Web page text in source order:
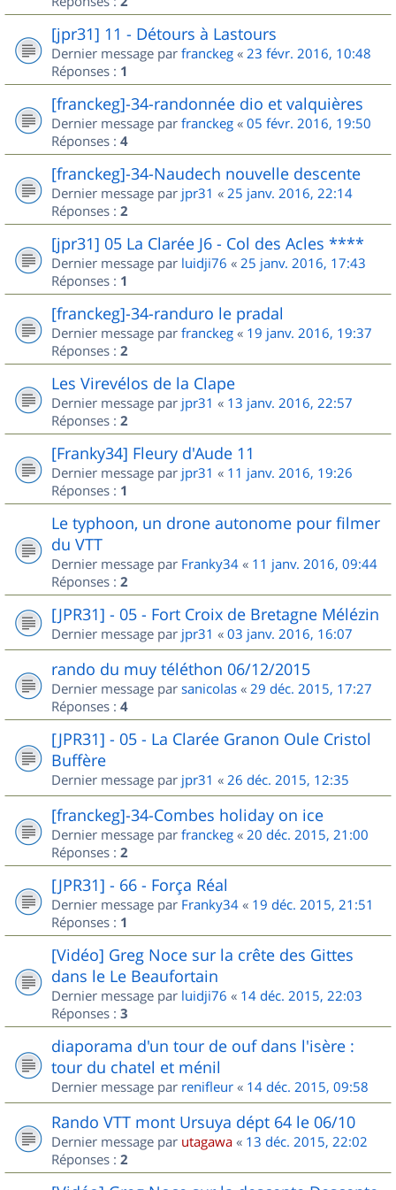
[jpr31] 11 - Détours à Lastours
Dernier message par franckeg « 23 févr. 2016, 10:48
Réponses : 1
[franckeg]-34-randonnée dio et valquières
Dernier message par franckeg « 05 févr. 2016, 19:50
Réponses : 4
[franckeg]-34-Naudech nouvelle descente
Dernier message par jpr31 « 25 janv. 2016, 22:14
Réponses : 2
[jpr31] 05 La Clarée J6 - Col des Acles ****
Dernier message par luidji76 « 25 janv. 2016, 17:43
Réponses : 1
[franckeg]-34-randuro le pradal
Dernier message par franckeg « 19 janv. 2016, 19:37
Réponses : 2
Les Virevélos de la Clape
Dernier message par jpr31 « 13 janv. 2016, 22:57
Réponses : 2
[Franky34] Fleury d'Aude 11
Dernier message par jpr31 « 11 janv. 2016, 19:26
Réponses : 1
Le typhoon, un drone autonome pour filmer
du VTT
Dernier message par Franky34 « 11 janv. 2016, 09:44
Réponses : 2
[JPR31] - 05 - Fort Croix de Bretagne Mélézin
Dernier message par jpr31 « 03 janv. 2016, 16:07
rando du muy téléthon 06/12/2015
Dernier message par sanicolas « 29 déc. 2015, 17:27
Réponses : 4
[JPR31] - 05 - La Clarée Granon Oule Cristol
Buffère
Dernier message par jpr31 « 26 déc. 2015, 12:35
[franckeg]-34-Combes holiday on ice
Dernier message par franckeg « 20 déc. 2015, 21:00
Réponses : 2
[JPR31] - 66 - Força Réal
Dernier message par Franky34 « 19 déc. 2015, 21:51
Réponses : 1
[Vidéo] Greg Noce sur la crête des Gittes
dans le Le Beaufortain
Dernier message par luidji76 « 14 déc. 2015, 22:03
Réponses : 3
diaporama d'un tour de ouf dans l'isère :
tour du chatel et ménil
Dernier message par renifleur « 14 déc. 2015, 09:58
Rando VTT mont Ursuya dépt 64 le 06/10
Dernier message par utagawa « 13 déc. 2015, 22:02
Réponses : 2